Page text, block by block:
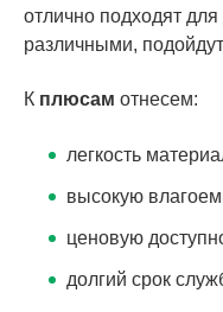
отлично подходят
различными,
К плюсам отнесем:
легкость
высокую
ценовую
долгий срок